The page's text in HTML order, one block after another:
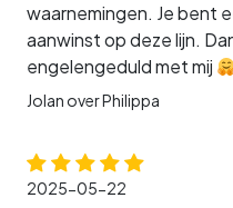
waarnemingen. Je bent
aanwinst op deze lijn.
engelengeduld met mij
Jolan over Philippa
2025-05-22